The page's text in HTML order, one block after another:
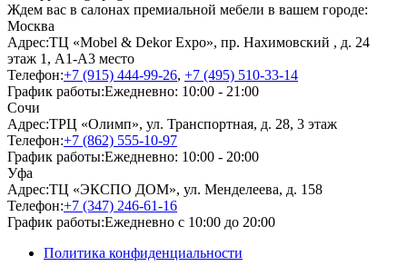
Ждем вас в салонах премиальной мебели в вашем городе:
Москва
Адрес:ТЦ «Mobel & Dekor Expo», пр. Нахимовский , д. 24
этаж 1, А1-А3 место
Телефон:+7 (915) 444-99-26, +7 (495) 510-33-14
График работы:Ежедневно: 10:00 - 21:00
Сочи
Адрес:ТРЦ «Олимп», ул. Транспортная, д. 28, 3 этаж
Телефон:+7 (862) 555-10-97
График работы:Ежедневно: 10:00 - 20:00
Уфа
Адрес:ТЦ «ЭКСПО ДОМ», ул. Менделеева, д. 158
Телефон:+7 (347) 246-61-16
График работы:Ежедневно с 10:00 до 20:00
Политика конфиденциальности